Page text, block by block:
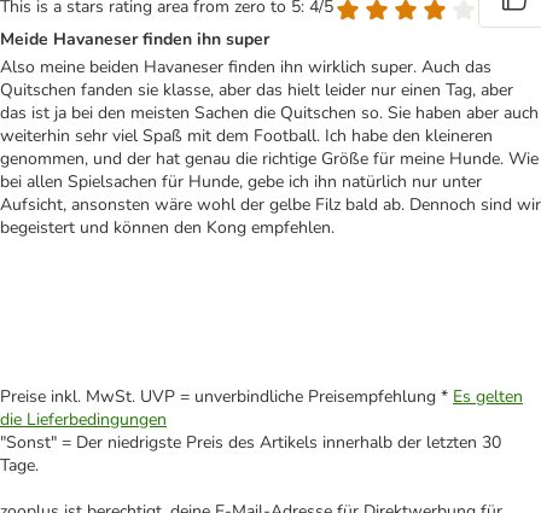
This is a stars rating area from zero to 5: 4/5
Meide Havaneser finden ihn super
Also meine beiden Havaneser finden ihn wirklich super. Auch das
Quitschen fanden sie klasse, aber das hielt leider nur einen Tag, aber
das ist ja bei den meisten Sachen die Quitschen so. Sie haben aber auch
weiterhin sehr viel Spaß mit dem Football. Ich habe den kleineren
genommen, und der hat genau die richtige Größe für meine Hunde. Wie
bei allen Spielsachen für Hunde, gebe ich ihn natürlich nur unter
Aufsicht, ansonsten wäre wohl der gelbe Filz bald ab. Dennoch sind wir
begeistert und können den Kong empfehlen.
Preise inkl. MwSt. UVP = unverbindliche Preisempfehlung * Es gelten
die Lieferbedingungen
"Sonst" = Der niedrigste Preis des Artikels innerhalb der letzten 30
Tage.